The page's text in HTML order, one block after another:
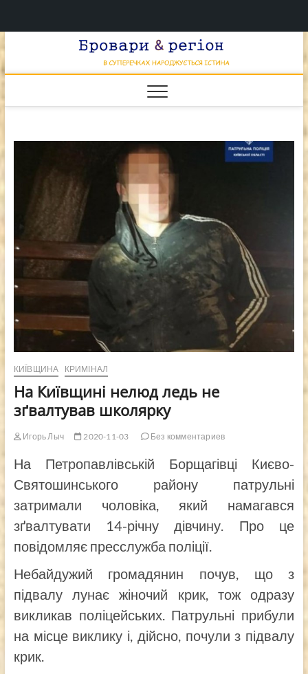
содержимому
НАРОДЖУЄТЬСЯ
КИЇВЩИНА КРИМІНАЛ
На Київщині нелюд ледь не
зґвалтував школярку
Игорь Лыч 2020-11-03 Без комментариев
На Петропавлівській Борщагівці Києво-
Святошинського району патрульні
затримали чоловіка, який намагався
зґвалтувати 14-річну дівчину. Про це
повідомляє пресслужба поліції.
Небайдужий громадянин почув, що з
підвалу лунає жіночий крик, тож одразу
викликав поліцейських. Патрульні прибули
на місце виклику і, дійсно, почули з підвалу
крик.